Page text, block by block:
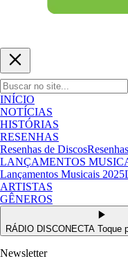
INÍCIO
NOTÍCIAS
HISTÓRIAS
RESENHAS
Resenhas de Discos
LANÇAMENTOS
Lançamentos Musicais 2025
ARTISTAS
GÊNEROS
RÁDIO DISCONECTA Toque
Newsletter